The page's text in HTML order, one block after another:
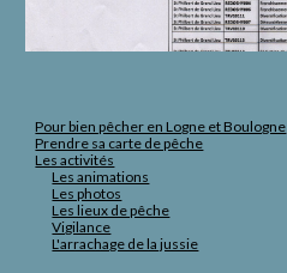
Pour bien pêcher en Logne et Boulogne
Prendre sa carte de pêche
Les activités
Les animations
Les photos
Les lieux de pêche
Vigilance
L'arrachage de la jussie